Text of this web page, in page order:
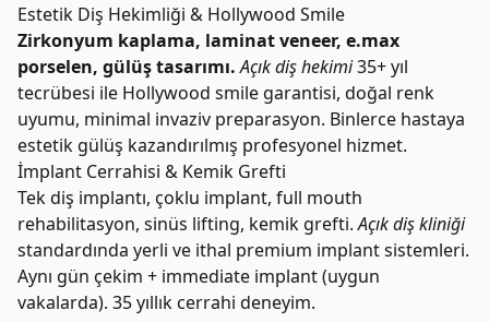
Estetik Diş Hekimliği & Hollywood Smile
Zirkonyum kaplama, laminat veneer, e.max
porselen, gülüş tasarımı. Açık diş hekimi35+ yıl
tecrübesi ile Hollywood smile garantisi, doğal renk
uyumu, minimal invaziv preparasyon. Binlerce hastaya
estetik gülüş kazandırılmış profesyonel hizmet.
İmplant Cerrahisi & Kemik Grefti
Tek diş implantı, çoklu implant, full mouth
rehabilitasyon, sinüs lifting, kemik grefti.Açık diş kliniği
standardında yerli ve ithal premium implant sistemleri.
Aynı gün çekim + immediate implant (uygun
vakalarda). 35 yıllık cerrahi deneyim.